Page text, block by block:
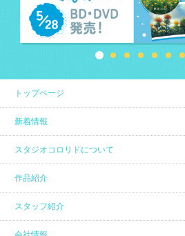
トップページ
新着情報
スタジオコロリドについて
作品紹介
スタッフ紹介